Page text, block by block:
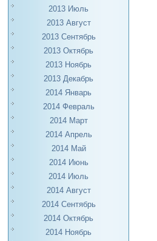
2013 Июль
2013 Август
2013 Сентябрь
2013 Октябрь
2013 Ноябрь
2013 Декабрь
2014 Январь
2014 Февраль
2014 Март
2014 Апрель
2014 Май
2014 Июнь
2014 Июль
2014 Август
2014 Сентябрь
2014 Октябрь
2014 Ноябрь